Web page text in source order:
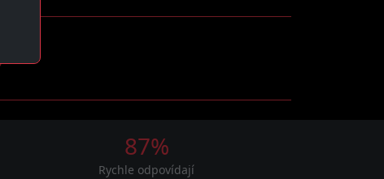
87%
Rychle odpovídají